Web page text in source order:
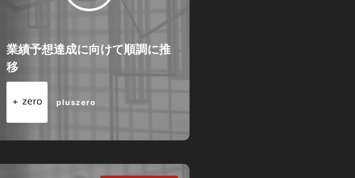
pluszero
業績予想達成に向けて順調に推
移